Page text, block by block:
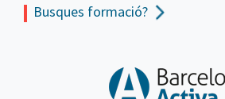
Busques formació?